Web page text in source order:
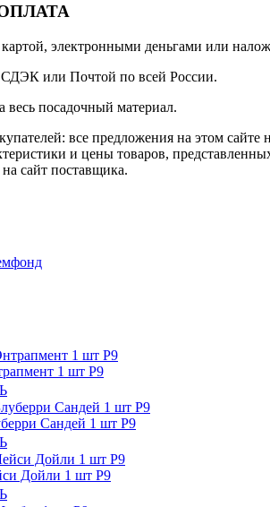
картой, электронными деньгами или
СДЭК или Почтой по всей России.
весь посадочный материал.
все предложения на этом
и цены товаров,
сайт поставщика.
1 шт Р9
Сандей 1 шт Р9
Дойли 1 шт Р9